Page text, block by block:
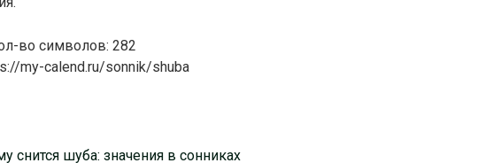
во символов: 282
my-calend.ru/sonnik/shuba
снится шуба: значения в сонниках